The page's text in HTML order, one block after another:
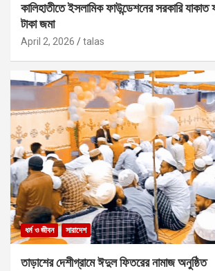
কালিহাতীতে ইসলামিক ফাউন্ডেশনের সরকারি যাকাত
টাকা জমা
April 2, 2026 talas
ধর্ম ও জীবন সারাদেশ
তাড়াশের দেশীগ্রামে ঈদুল ফিতরের নামাজ অনুষ্ঠিত